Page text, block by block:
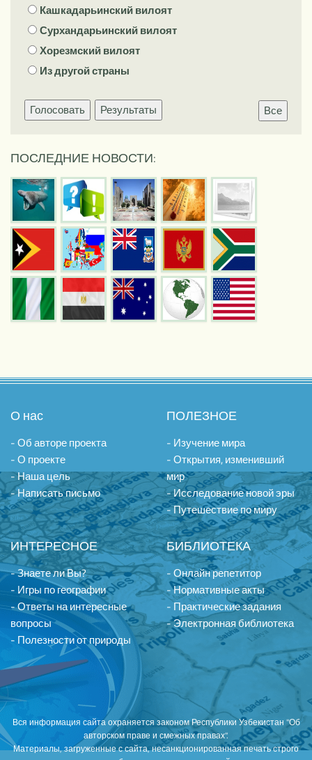
Кашкадарьинский вилоят
Сурхандарьинский вилоят
Хорезмский вилоят
Из другой страны
Голосовать Результаты Все
ПОСЛЕДНИЕ НОВОСТИ:
О нас
- Об авторе проекта
- О проекте
- Наша цель
- Написать письмо
ПОЛЕЗНОЕ
- Изучение мира
- Открытия, изменивший
мир
- Исследование новой эры
- Путешествие по миру
ИНТЕРЕСНОЕ
- Знаете ли Вы?
- Игры по географии
- Ответы на интересные
вопросы
- Полезности от природы
БИБЛИОТЕКА
- Онлайн репетитор
- Нормативные акты
- Практические задания
- Электронная библиотека
Вся информация сайта охраняется законом Республики Узбекистан "Об
авторском праве и смежных правах".
Материалы, загруженные с сайта, несанкционированная печать строго